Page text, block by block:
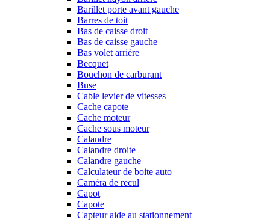
Barillet porte avant gauche
Barres de toit
Bas de caisse droit
Bas de caisse gauche
Bas volet arrière
Becquet
Bouchon de carburant
Buse
Cable levier de vitesses
Cache capote
Cache moteur
Cache sous moteur
Calandre
Calandre droite
Calandre gauche
Calculateur de boite auto
Caméra de recul
Capot
Capote
Capteur aide au stationnement